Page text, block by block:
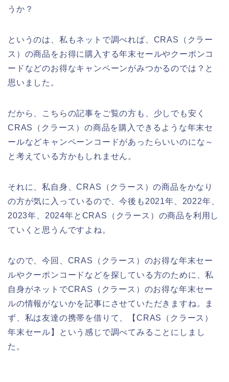
うか？
というのは、私もネットで調べれば、CRAS（クラー
ス）の商品をお得に購入する年末セールやクーポンコ
ードなどのお得なキャンペーンがみつかるのでは？と
思いました。
だから、こちらの記事をご覧の方も、少しでも安く
CRAS（クラース）の商品を購入できるような年末セ
ールなどキャンペーンコードがあったらいいのにな～
と考えている方かもしれません。
それに、私自身、CRAS（クラース）の商品をかなり
の方が気に入っているので、今後も2021年、2022年、
2023年、2024年とCRAS（クラース）の商品を利用し
ていくと思うんですよね。
なので、今回、CRAS（クラース）のお得な年末セー
ルやクーポンコードなどを探している方のために、私
自身がネットでCRAS（クラース）のお得な年末セー
ルの情報がないかを記事にさせていただきますね。ま
ず、私は友達の携帯を借りて、【CRAS（クラース）
年末セール】という感じで調べてみることにしまし
た。